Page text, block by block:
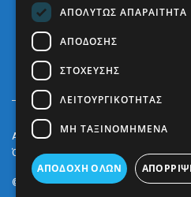
Arkè Media Group Radio Preveza
Όροι και Προϋποθέσεις
© 2022PrevezapostInspired byArkè Adv
ΑΠΟΛΎΤΩΣ ΑΠΑΡΑΊΤΗΤΑ
ΑΠΌΔΟΣΗΣ
ΣΤΌΧΕΥΣΗΣ
ΛΕΙΤΟΥΡΓΙΚΌΤΗΤΑΣ
ΜΗ ΤΑΞΙΝΟΜΗΜΈΝΑ
ΑΠΟΔΟΧΉ ΌΛΩΝ